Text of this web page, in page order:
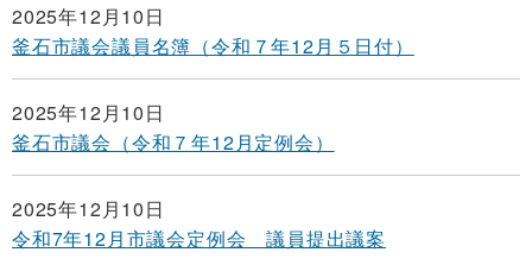
2025年12月10日
釜石市議会議員名簿（令和７年12月５日付）
2025年12月10日
釜石市議会（令和７年12月定例会）
2025年12月10日
令和7年12月市議会定例会 議員提出議案